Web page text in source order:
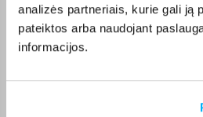
analizės partneriais, kurie gali ją
pateiktos arba naudojant
informacijos.
Rėmas:
Aluminium, Hydroforming
Rėmo dydis:
Šakė:
Uding D3-26, AIR, 100mm